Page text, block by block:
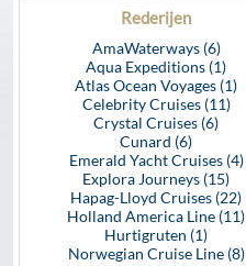
Rederijen
AmaWaterways (6)
Aqua Expeditions (1)
Atlas Ocean Voyages (1)
Celebrity Cruises (11)
Crystal Cruises (6)
Cunard (6)
Emerald Yacht Cruises (4)
Explora Journeys (15)
Hapag-Lloyd Cruises (22)
Holland America Line (11)
Hurtigruten (1)
Norwegian Cruise Line (8)